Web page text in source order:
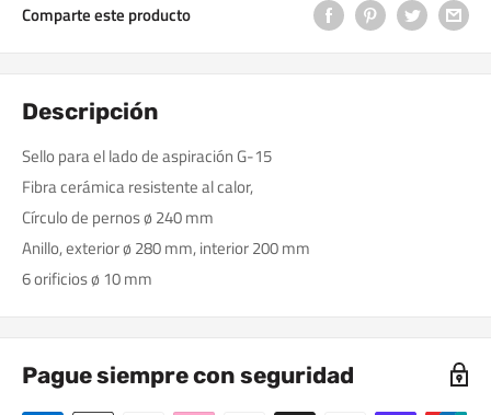
Comparte este producto
Descripción
Sello para el lado de aspiración G-15
Fibra cerámica resistente al calor,
Círculo de pernos ø 240 mm
Anillo, exterior ø 280 mm, interior 200 mm
6 orificios ø 10 mm
Pague siempre con seguridad